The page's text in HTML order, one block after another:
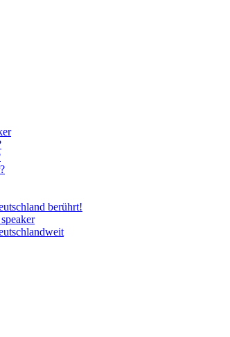
berührt!